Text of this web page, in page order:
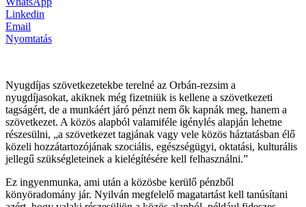
Linkedin
Email
Nyomtatás
Nyugdíjas szövetkezetekbe terelné az Orbán-rezsim a
nyugdíjasokat, akiknek még fizetniük is kellene a szövetkezeti
tagságért, de a munkáért járó pénzt nem ők kapnák meg, hanem a
szövetkezet. A közös alapból valamiféle igénylés alapján lehetne
részesülni, „a szövetkezet tagjának vagy vele közös háztatásban élő
közeli hozzátartozójának szociális, egészségügyi, oktatási, kulturális
jellegű szükségleteinek a kielégítésére kell felhasználni.”
Ez ingyenmunka, ami után a közösbe kerülő pénzből
könyöradomány jár. Nyilván megfelelő magatartást kell tanúsítani